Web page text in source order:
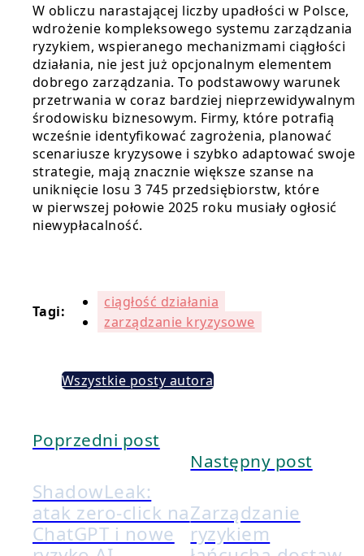
W obliczu narastającej liczby upadłości w Polsce,
wdrożenie kompleksowego systemu zarządzania
ryzykiem, wspieranego mechanizmami ciągłości
działania, nie jest już opcjonalnym elementem
dobrego zarządzania. To podstawowy warunek
przetrwania w coraz bardziej nieprzewidywalnym
środowisku biznesowym. Firmy, które potrafią
wcześnie identyfikować zagrożenia, planować
scenariusze kryzysowe i szybko adaptować swoje
strategie, mają znacznie większe szanse na
uniknięcie losu 3 745 przedsiębiorstw, które
w pierwszej połowie 2025 roku musiały ogłosić
niewypłacalność.
Tagi:
ciągłość działania
zarządzanie kryzysowe
Wszystkie posty autora
Poprzedni post
ShadowLeak:
atak zero‐​click na
ChatGPT i nowe
Następny post
Zarządzanie
ryzykiem